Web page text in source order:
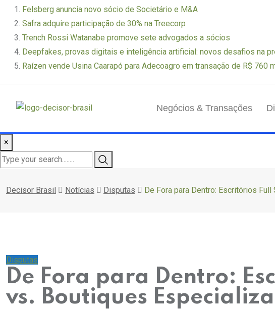
Felsberg anuncia novo sócio de Societário e M&A
Safra adquire participação de 30% na Treecorp
Trench Rossi Watanabe promove sete advogados a sócios
Deepfakes, provas digitais e inteligência artificial: novos desafios na
Raízen vende Usina Caarapó para Adecoagro em transação de R$ 760
Negócios & Transações
×
Decisor Brasil Notícias Disputas De Fora para Dentro: Escritórios
Disputas
De Fora para Dentro:
vs. Boutiques